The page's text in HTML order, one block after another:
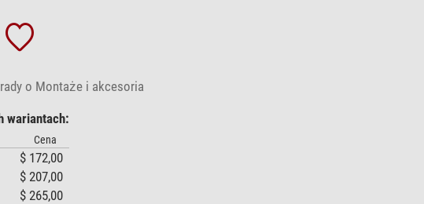
o Montaże i akcesoria
wariantach:
Cena
$ 172,00
$ 207,00
$ 265,00